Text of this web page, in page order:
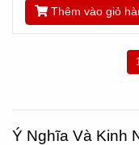
Thêm vào giỏ
1
Ý Nghĩa Và Kinh